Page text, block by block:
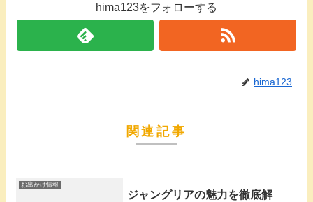
hima123をフォローする
hima123
関連記事
お出かけ情報
ジャングリアの魅力を徹底解